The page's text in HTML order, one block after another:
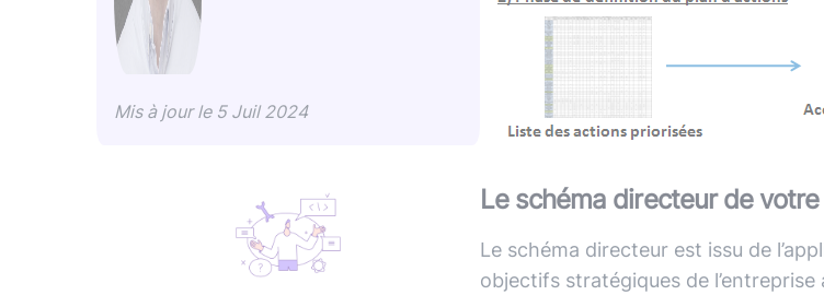
Mis à jour le 5 Juil 2024
Le schéma directeur de
Le schéma directeur est issu de
objectifs stratégiques de l’entreprise